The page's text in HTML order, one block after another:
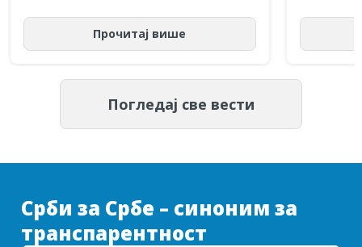
Прочитај више
Погледај све вести
Срби за Србе – синоним за
транспарентност